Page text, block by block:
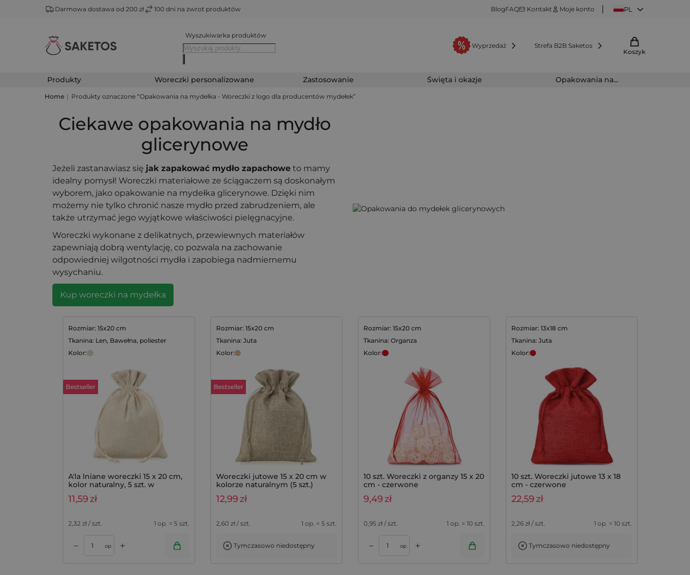
Darmowa dostawa od 200 zł 100 dni na zwrot produktów BlogFAQ Kontakt Moje konto PL
Wyszukiwarka produktów
Wyprzedaż
Strefa B2B Saketos
Koszyk
Produkty Woreczki personalizowane Zastosowanie Święta i okazje Opakowania na...
Home | Produkty oznaczone “Opakowania na mydełka - Woreczki z logo dla producentów mydełek”
Ciekawe opakowania na mydło
glicerynowe
Jeżeli zastanawiasz się jak zapakować mydło zapachowe to mamy
idealny pomysł! Woreczki materiałowe ze ściągaczem są doskonałym
wyborem, jako opakowanie na mydełka glicerynowe. Dzięki nim
możemy nie tylko chronić nasze mydło przed zabrudzeniem, ale
także utrzymać jego wyjątkowe właściwości pielęgnacyjne.
Woreczki wykonane z delikatnych, przewiewnych materiałów
zapewniają dobrą wentylację, co pozwala na zachowanie
odpowiedniej wilgotności mydła i zapobiega nadmiernemu
wysychaniu.
Kup woreczki na mydełka
Rozmiar: 15x20 cm
Tkanina: Len, Bawełna, poliester
Kolor:
Bestseller
A'la lniane woreczki 15 x 20 cm,
kolor naturalny, 5 szt. w
opakowaniu
11,59zł
2,32 zł / szt. 1 op. = 5 szt.
– op. +
Rozmiar: 15x20 cm
Tkanina: Juta
Kolor:
Bestseller
Woreczki jutowe 15 x 20 cm w
kolorze naturalnym (5 szt.)
12,99zł
2,60 zł / szt. 1 op. = 5 szt.
Tymczasowo niedostępny
Rozmiar: 15x20 cm
Tkanina: Organza
Kolor:
10 szt. Woreczki z organzy 15 x 20
cm - czerwone
9,49zł
0,95 zł / szt. 1 op. = 10 szt.
– op. +
Dodaj do koszyka
Rozmiar: 13x18 cm
Tkanina: Juta
Kolor:
10 szt. Woreczki jutowe 13 x 18
cm - czerwone
22,59zł
2,26 zł / szt. 1 op. = 10 szt.
Tymczasowo niedostępny